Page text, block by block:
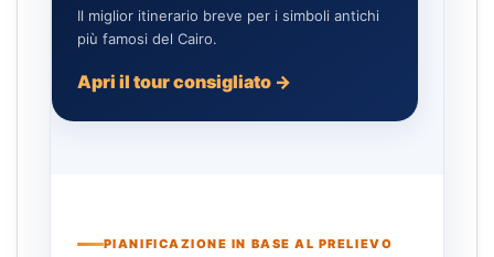
Il miglior itinerario breve per i simboli antichi
più famosi del Cairo.
Apri il tour consigliato →
PIANIFICAZIONE IN BASE AL PRELIEVO